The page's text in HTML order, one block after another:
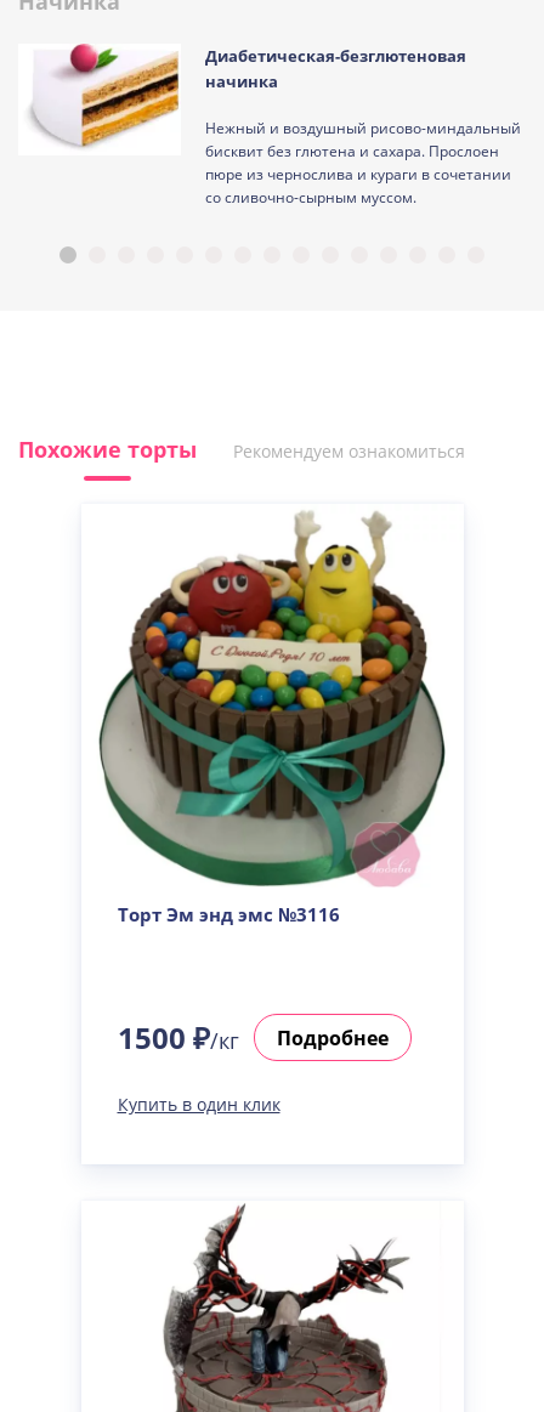
Диабетическая-безглютеновая
начинка
Нежный и воздушный рисово-миндальный
бисквит без глютена и сахара. Прослоен
пюре из чернослива и кураги в сочетании
со сливочно-сырным муссом.
Похожие торты Рекомендуем ознакомиться
Торт Эм энд эмс №3116
1500 ₽/кг Подробнее
Купить в один клик